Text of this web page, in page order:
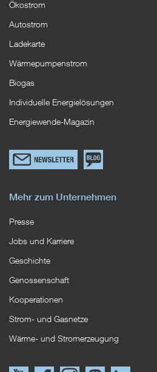
Ökostrom
Autostrom
Ladekarte
Wärmepumpenstrom
Biogas
Individuelle Energielösungen
Energiewende-Magazin
Link
zum
Newsletterformular
Zum
Blog
Mehr zum Unternehmen
Presse
Jobs und Karriere
Geschichte
Genossenschaft
Kooperationen
Strom- und Gasnetze
Wärme- und Stromerzeugung
Link
Link
InstagramMastodonLinkedIn